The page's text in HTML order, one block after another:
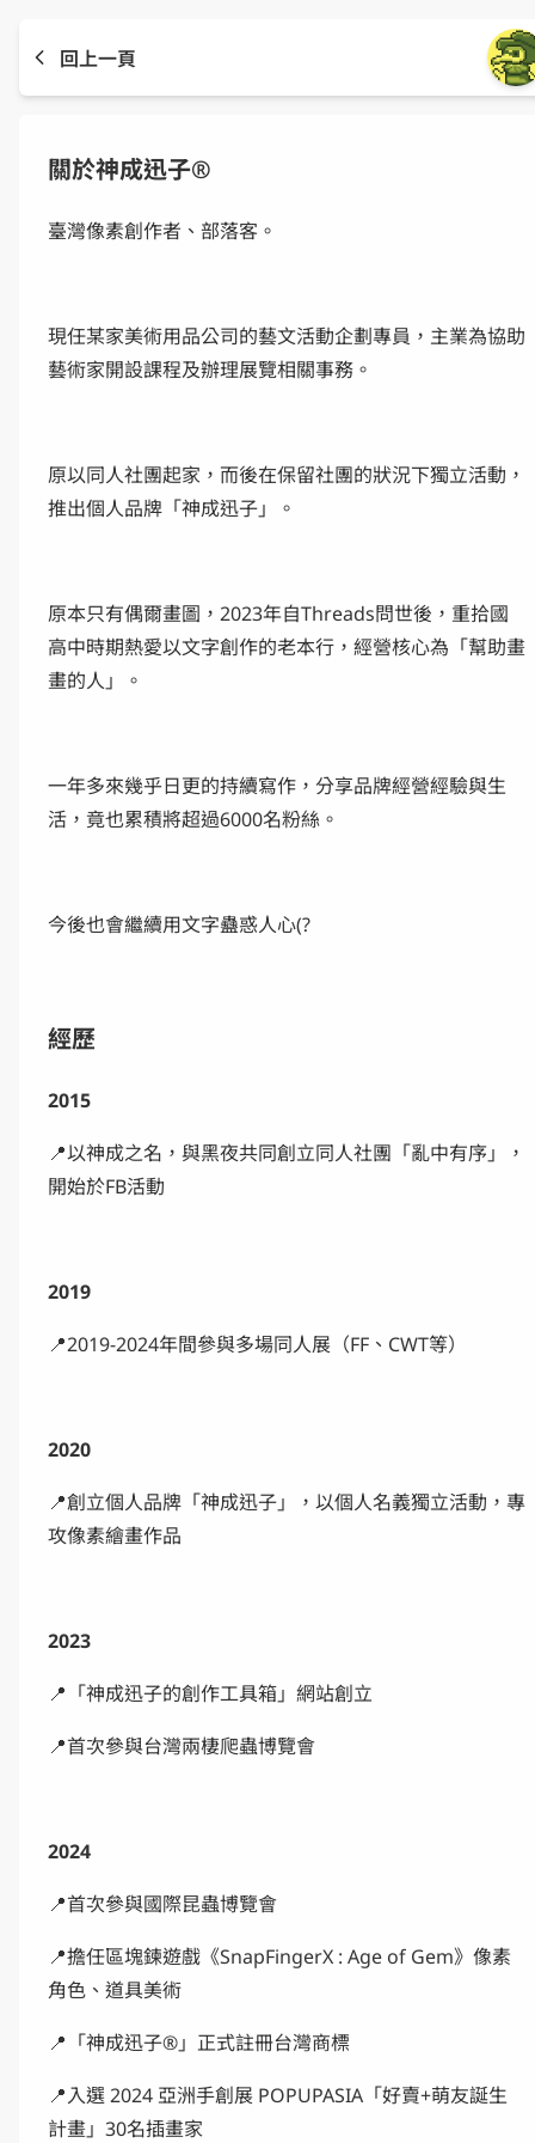
回上一頁
關於神成迅子®
臺灣像素創作者、部落客。
現任某家美術用品公司的藝文活動企劃專員，主業為協助
藝術家開設課程及辦理展覽相關事務。
原以同人社團起家，而後在保留社團的狀況下獨立活動，
推出個人品牌「神成迅子」。
原本只有偶爾畫圖，2023年自Threads問世後，重拾國
高中時期熱愛以文字創作的老本行，經營核心為「幫助畫
畫的人」。
一年多來幾乎日更的持續寫作，分享品牌經營經驗與生
活，竟也累積將超過6000名粉絲。
今後也會繼續用文字蠱惑人心(?
經歷
2015
📍以神成之名，與黑夜共同創立同人社團「亂中有序」，
開始於FB活動
2019
📍2019-2024年間參與多場同人展（FF、CWT等）
2020
📍創立個人品牌「神成迅子」，以個人名義獨立活動，專
攻像素繪畫作品
2023
📍「神成迅子的創作工具箱」網站創立
📍首次參與台灣兩棲爬蟲博覽會
2024
📍首次參與國際昆蟲博覽會
📍擔任區塊鍊遊戲《SnapFingerX : Age of Gem》像素
角色、道具美術
📍「神成迅子®」正式註冊台灣商標
📍入選 2024 亞洲手創展 POPUPASIA「好賣+萌友誕生
計畫」30名插畫家